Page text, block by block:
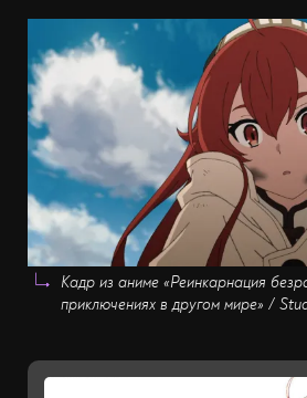
Кадр из аниме «Реинкарнация
приключениях в другом мире» /